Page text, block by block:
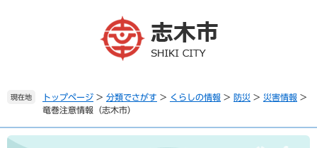
。
て
本
現在地 トップページ > 分類でさがす > くらしの情報 > 防災 > 災害情報 >
竜巻注意情報（志木市）
本